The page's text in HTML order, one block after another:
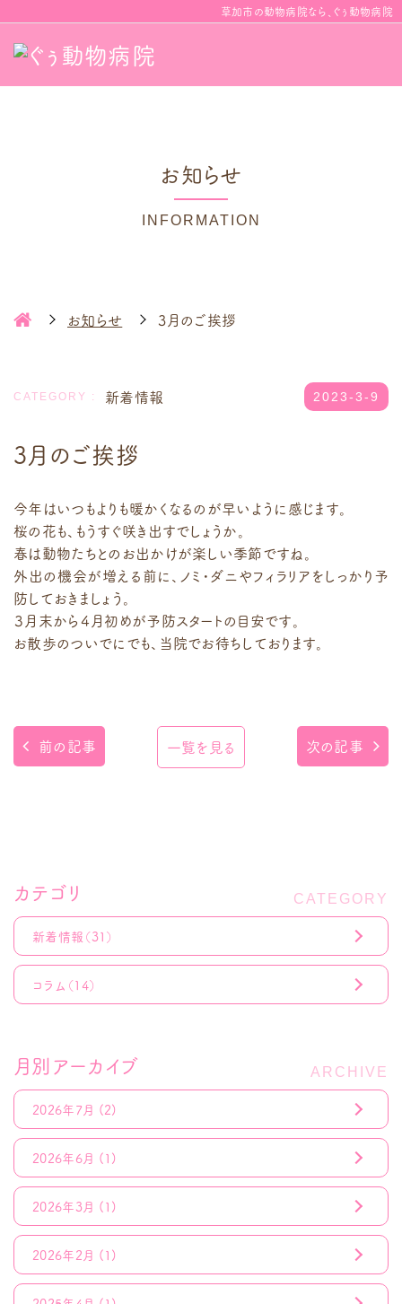
草加市の動物病院なら、ぐぅ動物病院
お知らせ
INFORMATION
お知らせ 3月のご挨拶
新着情報 2023-3-9
3月のご挨拶
今年はいつもよりも暖かくなるのが早いように感じます。
桜の花も、もうすぐ咲き出すでしょうか。
春は動物たちとのお出かけが楽しい季節ですね。
外出の機会が増える前に、ノミ・ダニやフィラリアをしっかり予
防しておきましょう。
３月末から４月初めが予防スタートの目安です。
お散歩のついでにでも、当院でお待ちしております。
前の記事 一覧を見る 次の記事
カテゴリ
新着情報 （31）
コラム （14）
月別アーカイブ
2026年7月 (2)
2026年6月 (1)
2026年3月 (1)
2026年2月 (1)